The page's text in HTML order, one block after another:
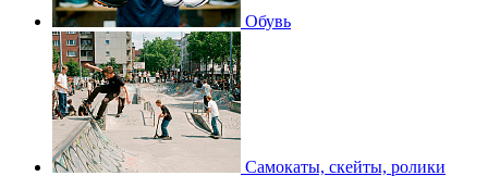
Обувь
Самокаты, скейты, ролики